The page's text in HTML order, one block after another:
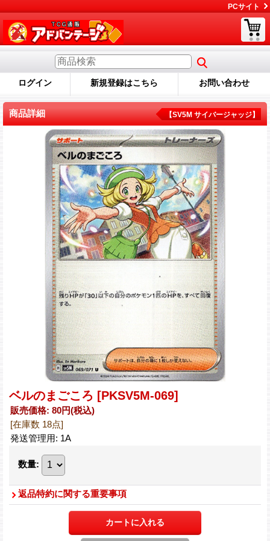
PCサイト
ログイン 新規登録はこちら お問い合わせ
商品詳細 【SV5M サイバージャッジ】
ベルのまごころ [PKSV5M-069]
販売価格: 80円(税込)
[在庫数 18点]
発送管理用: 1A
数量:
返品特約に関する重要事項